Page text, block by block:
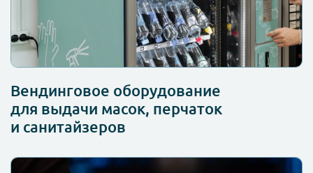
Вендинговое оборудование
для выдачи масок, перчаток
и санитайзеров